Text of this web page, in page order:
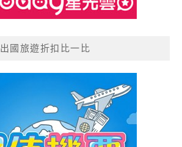
出國旅遊折扣比一比